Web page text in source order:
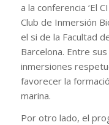
a la conferencia ‘El
Club de Inmersión
el si de la Facultad
Barcelona. Entre
inmersiones
favorecer la
marina.
Por otro lado, el